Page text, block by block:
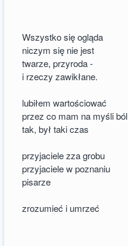
Wszystko się ogląda
niczym się nie jest
twarze, przyroda -
i rzeczy zawikłane.
lubiłem wartościować
przez co mam na myśli ból
tak, był taki czas
przyjaciele zza grobu
przyjaciele w poznaniu
pisarze
zrozumieć i umrzeć